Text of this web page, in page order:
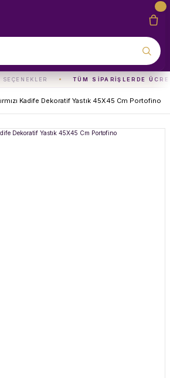
TÜM SIPARIŞLERDE
Kadife Dekoratif Yastık 45X45 Cm Portofino